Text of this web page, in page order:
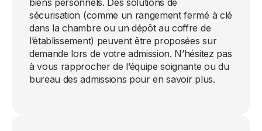
sécurisation (comme un rangement fermé à clé
dans la chambre ou un dépôt au coffre de
l’établissement) peuvent être proposées sur
demande lors de votre admission. N’hésitez pas
à vous rapprocher de l’équipe soignante ou du
bureau des admissions pour en savoir plus.